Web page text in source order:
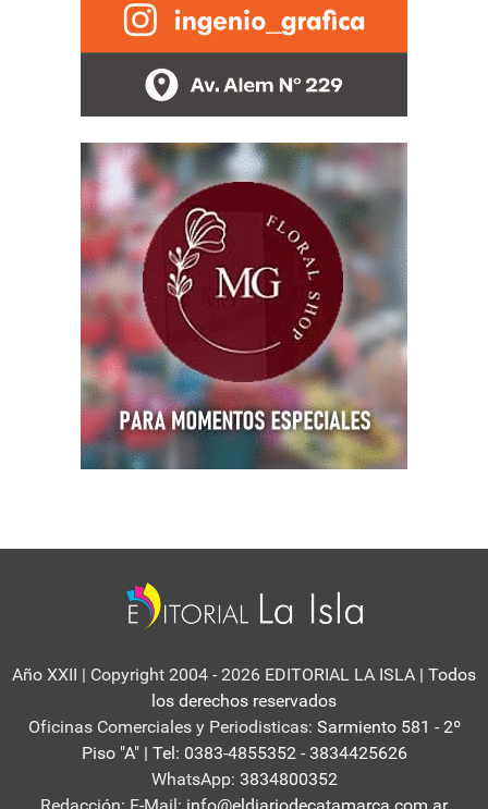
Año XXII | Copyright 2004 - 2026 EDITORIAL LA ISLA | Todos
los derechos reservados
Oficinas Comerciales y Periodisticas: Sarmiento 581 - 2º
Piso "A" | Tel: 0383-4855352 - 3834425626
WhatsApp: 3834800352